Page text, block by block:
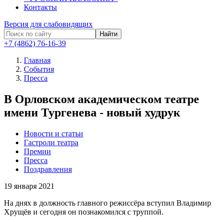
Контакты
Версия для слабовидящих
Найти
+7 (4862) 76-16-39
Главная
События
Пресса
В Орловском академическом театре
имени Тургенева - новый худрук
Новости и статьи
Гастроли театра
Премии
Пресса
Поздравления
19 января 2021
На днях в должность главного режиссёра вступил Владимир
Хрущёв и сегодня он познакомился с труппой.